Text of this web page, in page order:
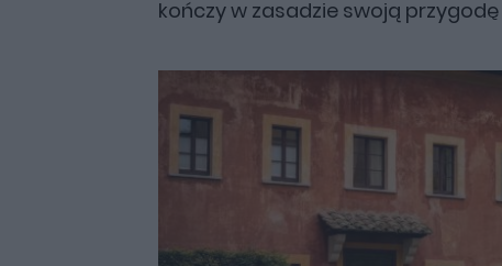
kończy w zasadzie swoją